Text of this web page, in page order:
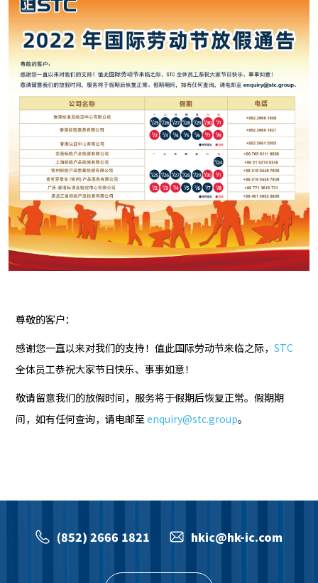
尊敬的客户：
感谢您一直以来对我们的支持！值此国际劳动节来临之际， STC
全体员工恭祝大家节日快乐、事事如意！
敬请留意我们的放假时间，服务将于假期后恢复正常。假期期
间，如有任何查询，请电邮至enquiry@stc.group。
(852) 2666 1821 hkic@hk-ic.com